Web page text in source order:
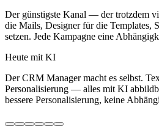
Der günstigste Kanal — der trotzdem
die Mails, Designer für die Templates,
setzen. Jede Kampagne eine
Heute mit KI
Der CRM Manager macht es selbst.
Personalisierung — alles mit KI
bessere Personalisierung, keine